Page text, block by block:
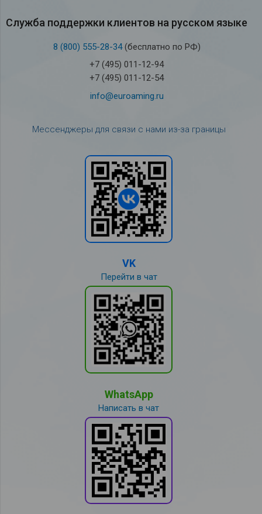
Служба под­держки кли­ен­тов на рус­ском языке
8 (800) 555-28-34(бесплатно по РФ)
+7 (495) 011-12-94
+7 (495) 011-12-54
info@euroaming.ru
Мессенджеры для связи с нами из-за границы
VK
Перейти в чат
WhatsApp
Написать в чат